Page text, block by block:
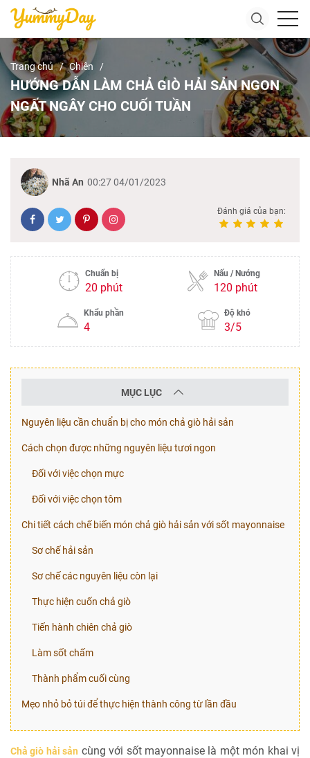
Trang chủ Chiên
HƯỚNG DẪN LÀM CHẢ GIÒ HẢI SẢN NGON
NGẤT NGÂY CHO CUỐI TUẦN
Nhã An 00:27 04/01/2023
Đánh giá của bạn:
Chuẩn bị
20 phút
Nấu / Nướng
120 phút
Khẩu phần
4
Độ khó
3/5
MỤC LỤC
Nguyên liệu cần chuẩn bị cho món chả giò hải sản
Cách chọn được những nguyên liệu tươi ngon
Đối với việc chọn mực
Đối với việc chọn tôm
Chi tiết cách chế biến món chả giò hải sản với sốt mayonnaise
Sơ chế hải sản
Sơ chế các nguyên liệu còn lại
Thực hiện cuốn chả giò
Tiến hành chiên chả giò
Làm sốt chấm
Thành phẩm cuối cùng
Mẹo nhỏ bỏ túi để thực hiện thành công từ lần đầu
Chả giò hải sản cùng với sốt mayonnaise là một món khai vị